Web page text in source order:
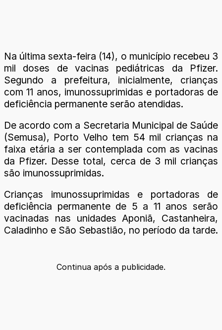
Na última sexta-feira (14), o município recebeu 3
mil doses de vacinas pediátricas da Pfizer.
Segundo a prefeitura, inicialmente, crianças
com 11 anos, imunossuprimidas e portadoras de
deficiência permanente serão atendidas.
De acordo com a Secretaria Municipal de Saúde
(Semusa), Porto Velho tem 54 mil crianças na
faixa etária a ser contemplada com as vacinas
da Pfizer. Desse total, cerca de 3 mil crianças
são imunossuprimidas.
Crianças imunossuprimidas e portadoras de
deficiência permanente de 5 a 11 anos serão
vacinadas nas unidades Aponiã, Castanheira,
Caladinho e São Sebastião, no período da tarde.
Continua após a publicidade.